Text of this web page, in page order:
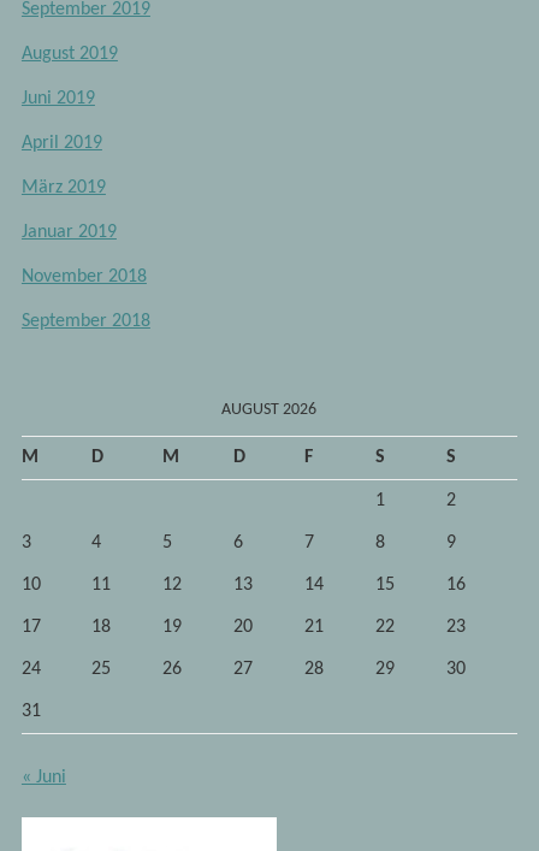
September 2019
August 2019
Juni 2019
April 2019
März 2019
Januar 2019
November 2018
September 2018
AUGUST 2026
M D M D F S S
1 2
3 4 5 6 7 8 9
10 11 12 13 14 15 16
17 18 19 20 21 22 23
24 25 26 27 28 29 30
31
« Juni